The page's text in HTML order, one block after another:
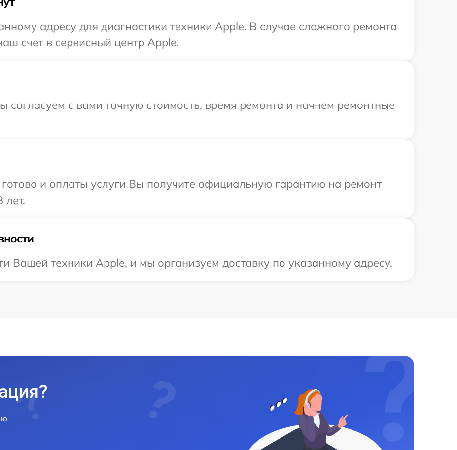
адресу для диагностики техники Apple. В случае сложного ремонта
счет в сервисный центр Apple.
согласуем с вами точную стоимость, время ремонта и начнем ремонтные
готово и оплаты услуги Вы получите официальную гарантию на ремонт
лет.
Вашей техники Apple, и мы организуем доставку по указанному адресу.